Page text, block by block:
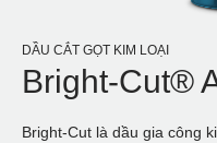
DẦU CẮT GỌT KIM LOẠI
Bright-Cut®
Bright-Cut là dầu gia công